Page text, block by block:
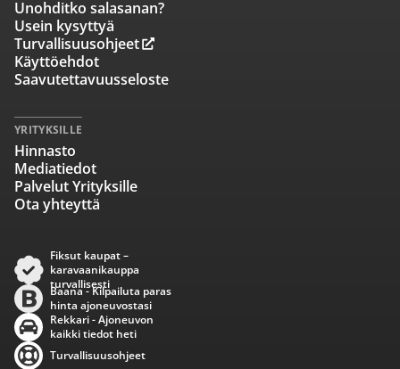
Unohditko salasanan?
Usein kysyttyä
Turvallisuusohjeet
Käyttöehdot
Saavutettavuusseloste
YRITYKSILLE
Hinnasto
Mediatiedot
Palvelut Yrityksille
Ota yhteyttä
Fiksut kaupat –
karavaanikauppa
turvallisesti
Baana - Kilpailuta paras
hinta ajoneuvostasi
Rekkari - Ajoneuvon
kaikki tiedot heti
Turvallisuusohjeet